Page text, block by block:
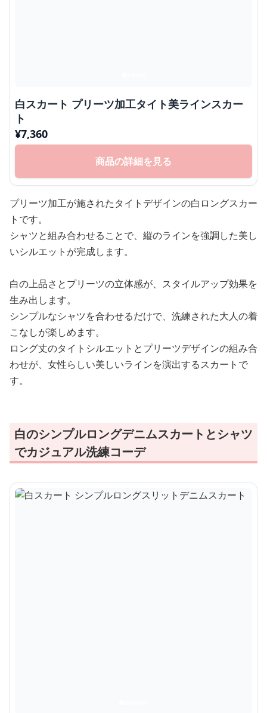
白スカート プリーツ加工タイト美ラインスカー
ト
¥7,360
商品の詳細を見る
プリーツ加工が施されたタイトデザインの白ロングスカー
トです。
シャツと組み合わせることで、縦のラインを強調した美し
いシルエットが完成します。
白の上品さとプリーツの立体感が、スタイルアップ効果を
生み出します。
シンプルなシャツを合わせるだけで、洗練された大人の着
こなしが楽しめます。
ロング丈のタイトシルエットとプリーツデザインの組み合
わせが、女性らしい美しいラインを演出するスカートで
す。
白のシンプルロングデニムスカートとシャツ
でカジュアル洗練コーデ